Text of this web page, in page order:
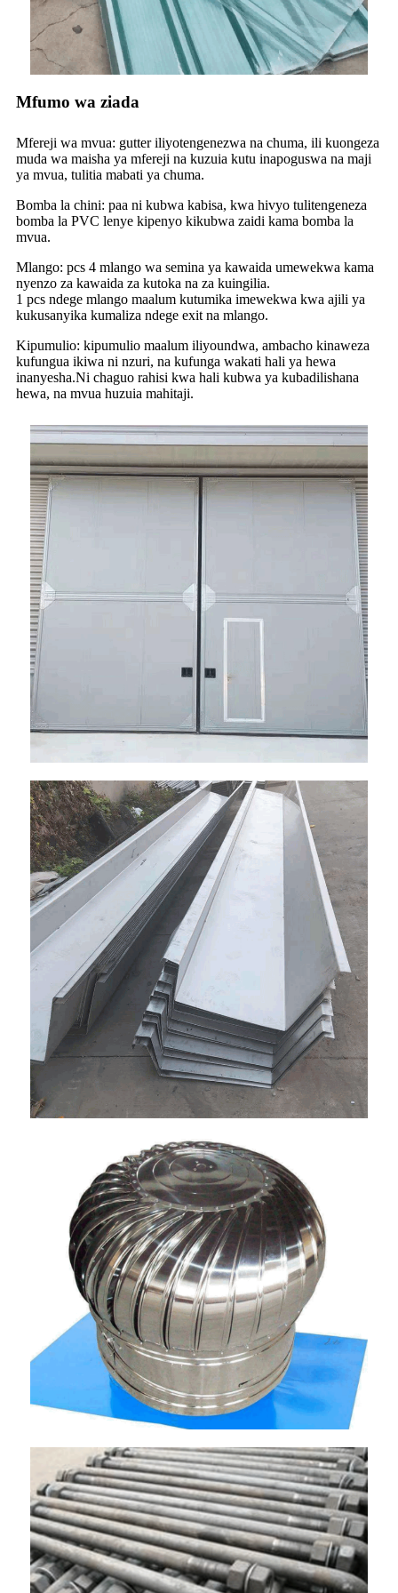
Mfumo wa ziada
Mfereji wa mvua: gutter iliyotengenezwa na chuma, ili kuongeza
muda wa maisha ya mfereji na kuzuia kutu inapoguswa na maji
ya mvua, tulitia mabati ya chuma.
Bomba la chini: paa ni kubwa kabisa, kwa hivyo tulitengeneza
bomba la PVC lenye kipenyo kikubwa zaidi kama bomba la
mvua.
Mlango: pcs 4 mlango wa semina ya kawaida umewekwa kama
nyenzo za kawaida za kutoka na za kuingilia.
1 pcs ndege mlango maalum kutumika imewekwa kwa ajili ya
kukusanyika kumaliza ndege exit na mlango.
Kipumulio: kipumulio maalum iliyoundwa, ambacho kinaweza
kufungua ikiwa ni nzuri, na kufunga wakati hali ya hewa
inanyesha.Ni chaguo rahisi kwa hali kubwa ya kubadilishana
hewa, na mvua huzuia mahitaji.